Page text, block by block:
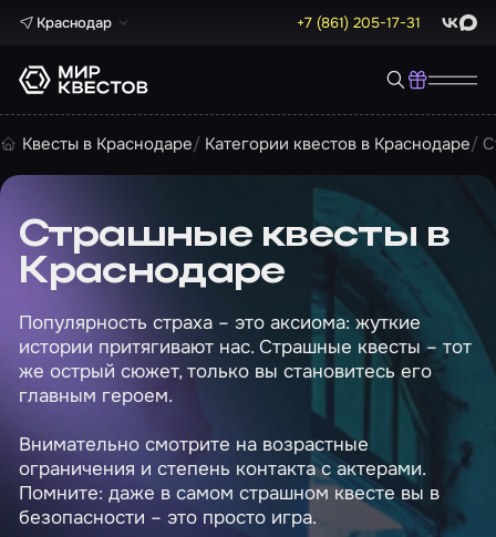
Краснодар +7 (861) 205-17-31 Max
Квесты в Краснодаре Категории квестов в Краснодаре
Страшные квесты в
Краснодаре
Популярность страха – это аксиома: жуткие
истории притягивают нас. Страшные квесты – тот
же острый сюжет, только вы становитесь его
главным героем.
Внимательно смотрите на возрастные
ограничения и степень контакта с актерами.
Помните: даже в самом страшном квесте вы в
безопасности – это просто игра.